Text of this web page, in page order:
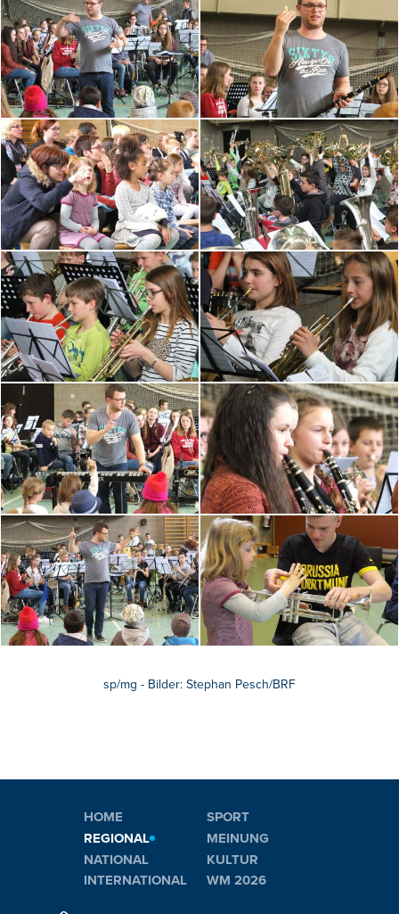
sp/mg - Bilder: Stephan Pesch/BRF
HOME
REGIONAL
NATIONAL
INTERNATIONAL
SPORT
MEINUNG
KULTUR
WM 2026